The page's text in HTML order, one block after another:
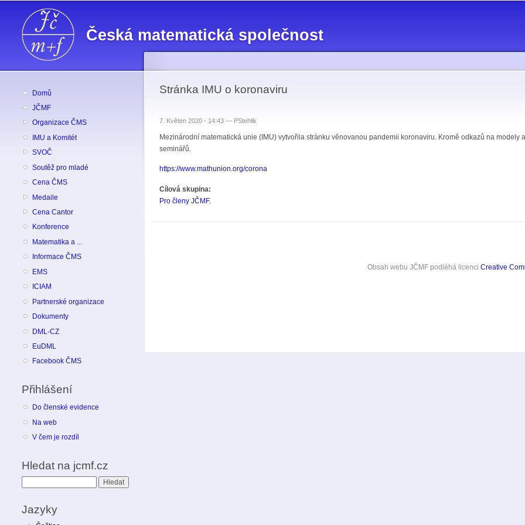
Česká matematická společnost
Domů
JČMF
Organizace ČMS
IMU a Komitét
SVOČ
Soutěž pro mladé
Cena ČMS
Medaile
Cena Cantor
Konference
Matematika a ...
Informace ČMS
EMS
ICIAM
Partnerské organizace
Dokumenty
DML-CZ
EuDML
Facebook ČMS
Přihlášení
Do členské evidence
Na web
V čem je rozdíl
Hledat na jcmf.cz
Jazyky
Stránka IMU o koronaviru
7. Květen 2020 - 14:43 — PStehlik
Mezinárodní matematická unie (IMU) vytvořila stránku věnovanou pandemii koronaviru. Kromě odkazů na
seminářů.
https://www.mathunion.org/corona
Cílová skupina:
Pro členy JČMF.
Obsah webu JČMFpodléhá licenci Creative